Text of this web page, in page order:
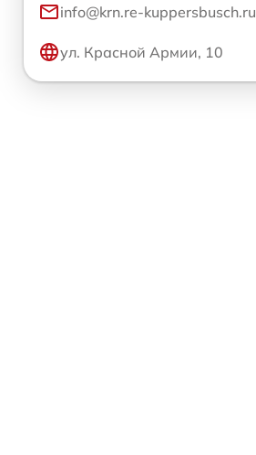
info@krn.re-kuppersbusch.ru
ул. Красной Армии, 10